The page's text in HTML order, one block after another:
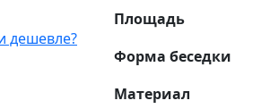
дешевле?
Площадь
Форма беседки
Материал